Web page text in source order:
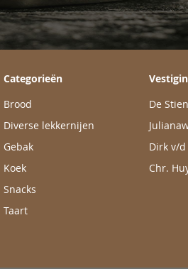
Categorieën
Brood
Diverse lekkernijen
Gebak
Koek
Snacks
Taart
De
Dirk v/
Chr.